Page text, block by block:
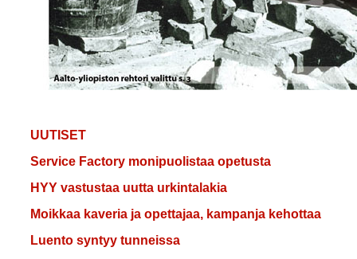
UUTISET
Service Factory monipuolistaa opetusta
HYY vastustaa uutta urkintalakia
Moikkaa kaveria ja opettajaa, kampanja kehottaa
Luento syntyy tunneissa